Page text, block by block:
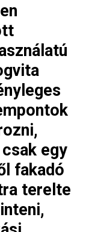
egy
fakadó
terelte